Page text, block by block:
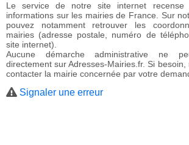
Le service de notre site internet
informations sur les mairies de France. Sur
pouvez notamment retrouver les
mairies (adresse postale, numéro de
site internet).
Aucune démarche administrative ne
directement sur Adresses-Mairies.fr. Si besoin,
contacter la mairie concernée par votre
Signaler une erreur